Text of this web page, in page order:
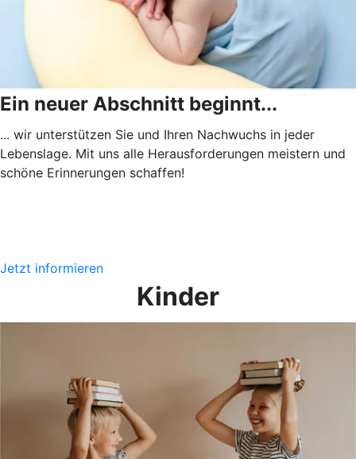
Ein neuer Abschnitt beginnt...
... wir unterstützen Sie und Ihren Nachwuchs in jeder
Lebenslage. Mit uns alle Herausforderungen meistern und
schöne Erinnerungen schaffen!
Jetzt informieren
Kinder